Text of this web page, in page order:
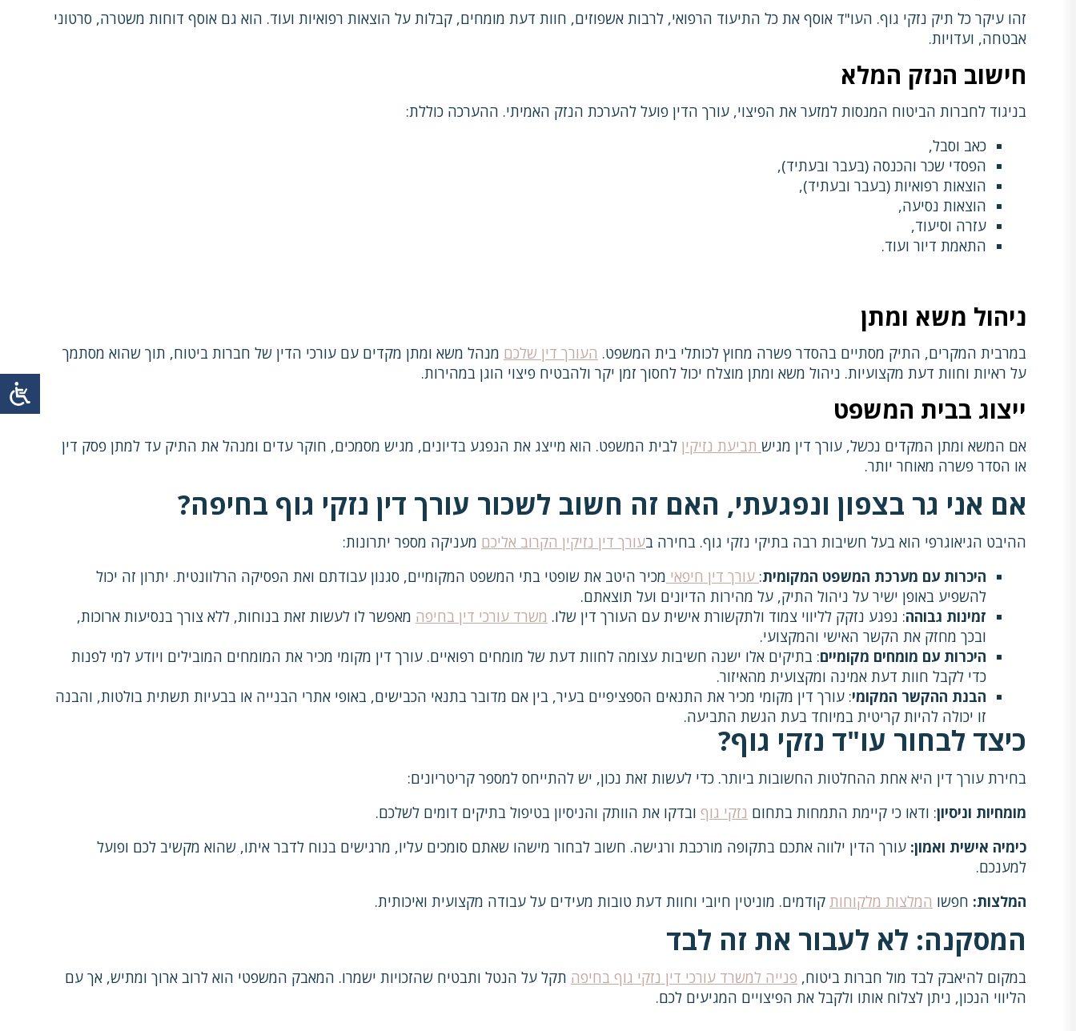
זהו עיקר כל תיק נזקי גוף. העו"ד אוסף את כל התיעוד הרפואי, לרבות אשפוזים, חוות דעת מומחים, קבלות על הוצאות רפואיות ועוד. הוא גם אוסף דוחות משטרה, סרטוני
אבטחה, ועדויות.
חישוב הנזק המלא
בניגוד לחברות הביטוח המנסות למזער את הפיצוי, עורך הדין פועל להערכת הנזק האמיתי. ההערכה כוללת:
כאב וסבל,
הפסדי שכר והכנסה (בעבר ובעתיד),
הוצאות רפואיות (בעבר ובעתיד),
הוצאות נסיעה,
עזרה וסיעוד,
התאמת דיור ועוד.
ניהול משא ומתן
במרבית המקרים, התיק מסתיים בהסדר פשרה מחוץ לכותלי בית המשפט. העורך דין שלכם מנהל משא ומתן מקדים עם עורכי הדין של חברות ביטוח, תוך שהוא מסתמך
על ראיות וחוות דעת מקצועיות. ניהול משא ומתן מוצלח יכול לחסוך זמן יקר ולהבטיח פיצוי הוגן במהירות.
ייצוג בבית המשפט
אם המשא ומתן המקדים נכשל, עורך דין מגיש תביעת נזיקין לבית המשפט. הוא מייצג את הנפגע בדיונים, מגיש מסמכים, חוקר עדים ומנהל את התיק עד למתן פסק דין
או הסדר פשרה מאוחר יותר.
אם אני גר בצפון ונפגעתי, האם זה חשוב לשכור עורך דין נזקי גוף בחיפה?
ההיבט הגיאוגרפי הוא בעל חשיבות רבה בתיקי נזקי גוף. בחירה בעורך דין נזיקין הקרוב אליכם מעניקה מספר יתרונות:
היכרות עם מערכת המשפט המקומית: עורך דין חיפאי מכיר היטב את שופטי בתי המשפט המקומיים, סגנון עבודתם ואת הפסיקה הרלוונטית. יתרון זה יכול
להשפיע באופן ישיר על ניהול התיק, על מהירות הדיונים ועל תוצאתם.
זמינות גבוהה: נפגע נזקק לליווי צמוד ולתקשורת אישית עם העורך דין שלו. משרד עורכי דין בחיפה מאפשר לו לעשות זאת בנוחות, ללא צורך בנסיעות ארוכות,
ובכך מחזק את הקשר האישי והמקצועי.
היכרות עם מומחים מקומיים: בתיקים אלו ישנה חשיבות עצומה לחוות דעת של מומחים רפואיים. עורך דין מקומי מכיר את המומחים המובילים ויודע למי לפנות
כדי לקבל חוות דעת אמינה ומקצועית מהאיזור.
הבנת ההקשר המקומי: עורך דין מקומי מכיר את התנאים הספציפיים בעיר, בין אם מדובר בתנאי הכבישים, באופי אתרי הבנייה או בבעיות תשתית בולטות, והבנה
זו יכולה להיות קריטית במיוחד בעת הגשת התביעה.
כיצד לבחור עו"ד נזקי גוף?
בחירת עורך דין היא אחת ההחלטות החשובות ביותר. כדי לעשות זאת נכון, יש להתייחס למספר קריטריונים:
מומחיות וניסיון: ודאו כי קיימת התמחות בתחום נזקי גוף ובדקו את הוותק והניסיון בטיפול בתיקים דומים לשלכם.
כימיה אישית ואמון: עורך הדין ילווה אתכם בתקופה מורכבת ורגישה. חשוב לבחור מישהו שאתם סומכים עליו, מרגישים בנוח לדבר איתו, שהוא מקשיב לכם ופועל
למענכם.
המלצות: חפשו המלצות מלקוחות קודמים. מוניטין חיובי וחוות דעת טובות מעידים על עבודה מקצועית ואיכותית.
המסקנה: לא לעבור את זה לבד
במקום להיאבק לבד מול חברות ביטוח, פנייה למשרד עורכי דין נזקי גוף בחיפה תקל על הנטל ותבטיח שהזכויות ישמרו. המאבק המשפטי הוא לרוב ארוך ומתיש, אך עם
הליווי הנכון, ניתן לצלוח אותו ולקבל את הפיצויים המגיעים לכם.